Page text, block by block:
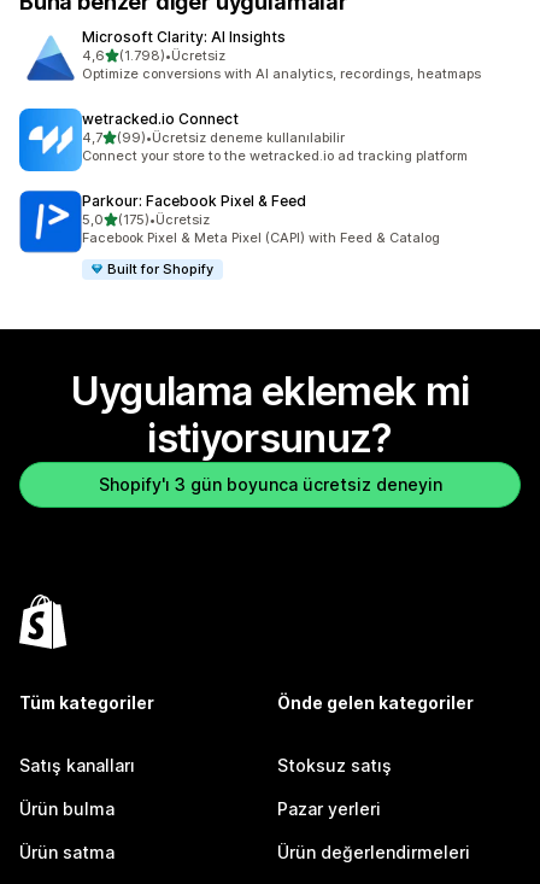
Microsoft Clarity: AI Insights
4,65 yıldız üzerinden
(1.798)
toplam 1798 değerlendirme
•Ücretsiz
Optimize conversions with AI analytics, recordings, heatmaps
wetracked.io Connect
4,75 yıldız üzerinden
(99)
toplam 99 değerlendirme
•Ücretsiz deneme kullanılabilir
Connect your store to the wetracked.io ad tracking platform
Parkour: Facebook Pixel & Feed
5,05 yıldız üzerinden
(175)
toplam 175 değerlendirme
•Ücretsiz
Facebook Pixel & Meta Pixel (CAPI) with Feed & Catalog
Built for Shopify
Uygulama eklemek mi
istiyorsunuz?
Shopify'ı 3 gün boyunca ücretsiz deneyin
Tüm kategoriler
Satış kanalları
Ürün bulma
Ürün satma
Önde gelen kategoriler
Stoksuz satış
Pazar yerleri
Ürün değerlendirmeleri